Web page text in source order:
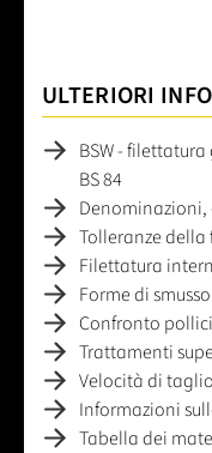
ULTERIORI
BSW -
BS 84
Tolleranze
Filettatura
Forme di
Confronto
Trattamenti
Velocità di
Informazioni
Tabella dei